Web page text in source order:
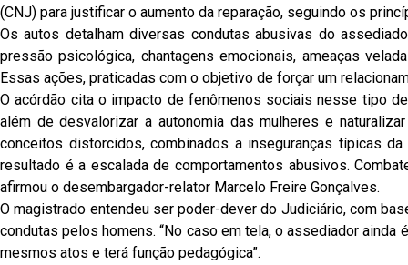
(CNJ) para justificar o aumento da reparação, seguindo os
Os autos detalham diversas condutas abusivas do
pressão psicológica, chantagens emocionais, ameaças
Essas ações, praticadas com o objetivo de forçar um
O acórdão cita o impacto de fenômenos sociais nesse tipo
além de desvalorizar a autonomia das mulheres e
conceitos distorcidos, combinados a inseguranças típicas
resultado é a escalada de comportamentos abusivos.
afirmou o desembargador-relator Marcelo Freire Gonçalves.
O magistrado entendeu ser poder-dever do Judiciário, com
condutas pelos homens. “No caso em tela, o assediador
mesmos atos e terá função pedagógica”.